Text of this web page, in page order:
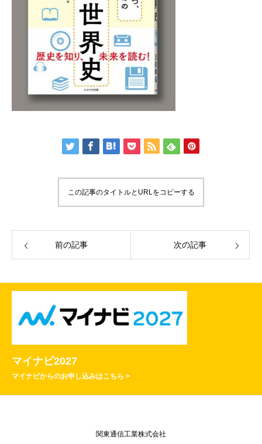
この記事のタイトルとURLをコピーする
前の記事 次の記事
マイナビ2027
マイナビからのお申し込みはこちら >
関東通信工業株式会社